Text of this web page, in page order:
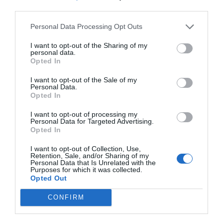
Personal Data Processing Opt Outs
I want to opt-out of the Sharing of my
personal data.
Opted In
I want to opt-out of the Sale of my
Personal Data.
Opted In
I want to opt-out of processing my
Personal Data for Targeted Advertising.
Opted In
I want to opt-out of Collection, Use,
Retention, Sale, and/or Sharing of my
Personal Data that Is Unrelated with the
Purposes for which it was collected.
Opted Out
CONFIRM